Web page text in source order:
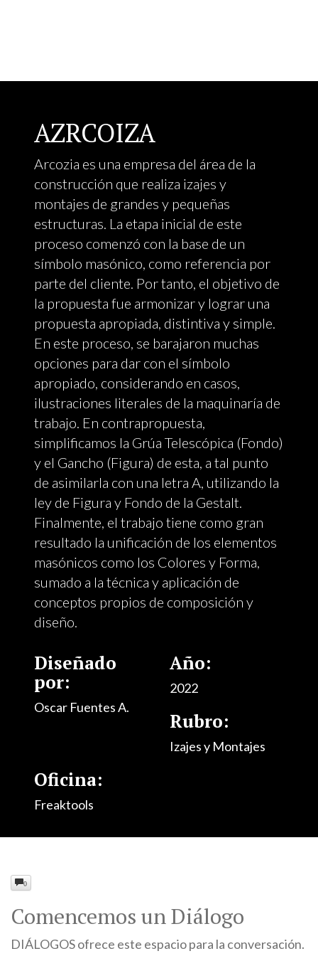
AZRCOIZA
Arcozia es una empresa del área de la
construcción que realiza izajes y
montajes de grandes y pequeñas
estructuras. La etapa inicial de este
proceso comenzó con la base de un
símbolo masónico, como referencia por
parte del cliente. Por tanto, el objetivo de
la propuesta fue armonizar y lograr una
propuesta apropiada, distintiva y simple.
En este proceso, se barajaron muchas
opciones para dar con el símbolo
apropiado, considerando en casos,
ilustraciones literales de la maquinaría de
trabajo. En contrapropuesta,
simplificamos la Grúa Telescópica (Fondo)
y el Gancho (Figura) de esta, a tal punto
de asimilarla con una letra A, utilizando la
ley de Figura y Fondo de la Gestalt.
Finalmente, el trabajo tiene como gran
resultado la unificación de los elementos
masónicos como los Colores y Forma,
sumado a la técnica y aplicación de
conceptos propios de composición y
diseño.
Diseñado
por:
Oscar Fuentes A.
Año:
2022
Rubro:
Izajes y Montajes
Oficina:
Freaktools
0
Comencemos un Diálogo
DIÁLOGOS ofrece este espacio para la conversación.